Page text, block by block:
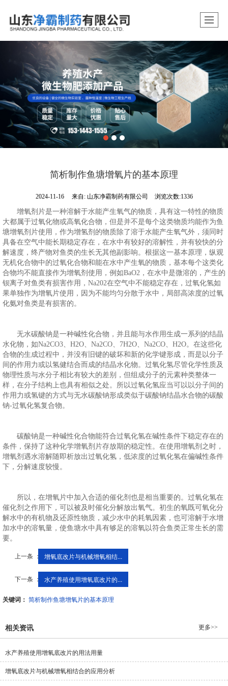
简析制作鱼塘增氧片的基本原理
2024-11-16 来自: 山东净霸制药有限公司 浏览次数:1336
增氧剂片是一种溶解于水能产生氧气的物质，具有这一特性的物质
大都属于过氧化物或高氧化合物，但是并不是每个这类物质均能作为鱼
塘增氧剂片使用，作为增氢剂的物质除了溶于水能产生氧气外，须同时
具备在空气中能长期稳定存在，在水中有较好的溶解性，并有较快的分
解速度，终产物对鱼类的生长无其他副影响。根据这一基本原理，纵观
无机化合物中的过氧化合物和能在水中产生氧的物质，基本每个这类化
合物均不能直接作为增氧剂使用，例如BaO2，在水中是微溶的，产生的
钡离子对鱼类有损害作用，Na202在空气中不能稳定存在，过氧化氢如
果单独作为增氧片使用，因为不能均匀分散于水中，局部高浓度的过氧
化氨对鱼类是有损害的。
无水碳酸钠是一种碱性化合物，并且能与水作用生成一系列的结晶
水化物，如Na2CO3、H2O、Na2CO、7H2O、Na2CO、H2O。在这些化
合物的生成过程中，并没有旧键的破坏和新的化学键形成，而是以分子
间的作用力或以氢健结合而成的结晶水化物。过氧化氢尽管化学性质及
物理性质与水分子相比有较大的差别，但组成分子的元素种类整体一
样，在分子结构上也具有相似之处。所以过氧化氢应当可以以分子间的
作用力或氢键的方式与无水碳酸钠形成类似于碳酸钠结晶水合物的碳酸
钠-过氧化氢复合物。
碳酸钠是一种碱性化合物能符合过氧化氢在碱性条件下稳定存在的
条件，保持了这种化学增氧剂片存放期的稳定性。在使用增氧剂之时，
增氧剂遇水溶解随即析放出过氧化氢，低浓度的过氧化氢在偏碱性条件
下，分解速度较慢。
所以，在增氧片中加入合适的催化剂也是相当重要的。过氧化氢在
催化剂之作用下，可以被及时催化分解放出氧气。初生的氧既可氧化分
解水中的有机物及还原性物质，减少水中的耗氧因素，也可溶解于水增
加水中的溶氧量，使鱼塘水中具有够足的溶氧以符合鱼类正常生长的需
要。
上一条 ： 增氧底改片与机械增氧相结...
下一条 ： 水产养殖使用增氧底改片的...
关键词： 简析制作鱼塘增氧片的基本原理
相关资讯 更多>>
水产养殖使用增氧底改片的用法用量
增氧底改片与机械增氧相结合的应用分析